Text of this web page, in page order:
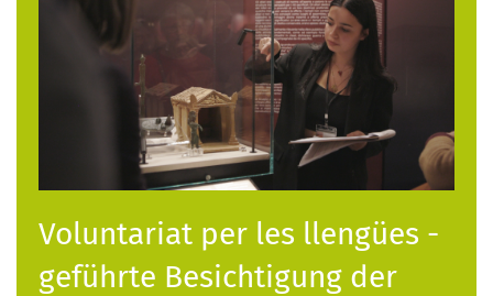
Voluntariat per les llengües -
geführte Besichtigung der